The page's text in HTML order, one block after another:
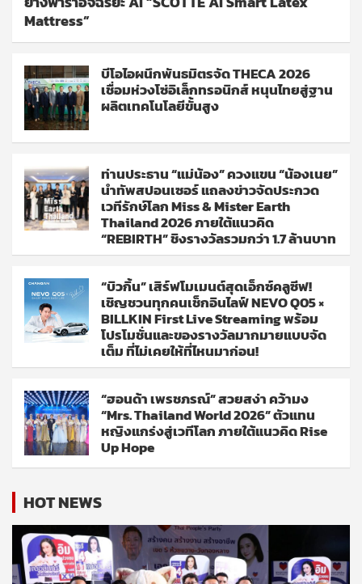
Mattress”
บีโอไอผนึกพันธมิตรจัด THECA 2026
เชื่อมห่วงโซ่อิเล็กทรอนิกส์ หนุนไทยสู่ฐาน
ผลิตเทคโนโลยีขั้นสูง
ท่านประธาน “แม่น้อง” ควงแขน “น้องเนย”
นำทัพสปอนเซอร์ แถลงข่าวจัดประกวด
เวทีรักษ์โลก Miss & Mister Earth
Thailand 2026 ภายใต้แนวคิด
“REBIRTH” ชิงรางวัลรวมกว่า 1.7 ล้านบาท
“บิวกิ้น” เสิร์ฟโมเมนต์สุดเอ็กซ์คลูซีฟ!
เชิญชวนทุกคนเช็กอินไลฟ์ NEVO Q05 ×
BILLKIN First Live Streaming พร้อม
โปรโมชั่นและของรางวัลมากมายแบบจัด
เต็ม ที่ไม่เคยให้ที่ไหนมาก่อน!
“ฮอนด้า เพรชภรณ์” สวยสง่า คว้ามง
“Mrs. Thailand World 2026” ตัวแทน
หญิงแกร่งสู่เวทีโลก ภายใต้แนวคิด Rise
Up Hope
HOT NEWS